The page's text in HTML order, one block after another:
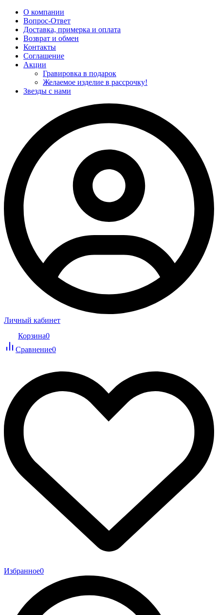
О компании
Вопрос-Ответ
Доставка, примерка и оплата
Возврат и обмен
Контакты
Соглашение
Акции
Гравировка в подарок
Желаемое изделие в рассрочку!
Звезды с нами
Личный кабинет
Корзина0
Сравнение0
Избранное0